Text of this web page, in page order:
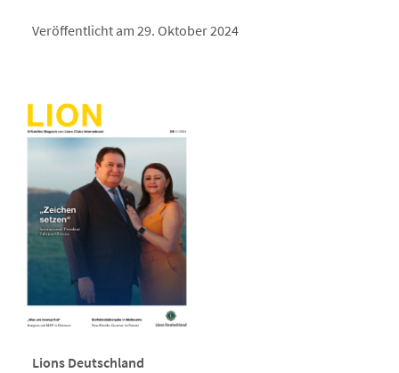
Veröffentlicht am 29. Oktober 2024
Lions Deutschland